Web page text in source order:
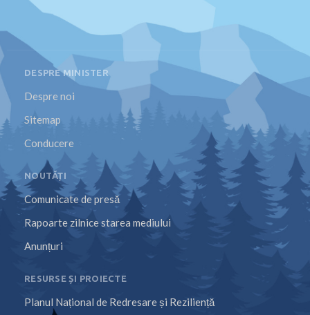
DESPRE MINISTER
Despre noi
Sitemap
Conducere
NOUTĂȚI
Comunicate de presă
Rapoarte zilnice starea mediului
Anunțuri
RESURSE ȘI PROIECTE
Planul Național de Redresare și Reziliență